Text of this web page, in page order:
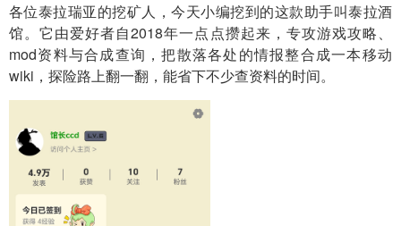
各位泰拉瑞亚的挖矿人，今天小编挖到的这款助手叫泰拉酒
馆。它由爱好者自2018年一点点攒起来，专攻游戏攻略、
mod资料与合成查询，把散落各处的情报整合成一本移动
wiki，探险路上翻一翻，能省下不少查资料的时间。